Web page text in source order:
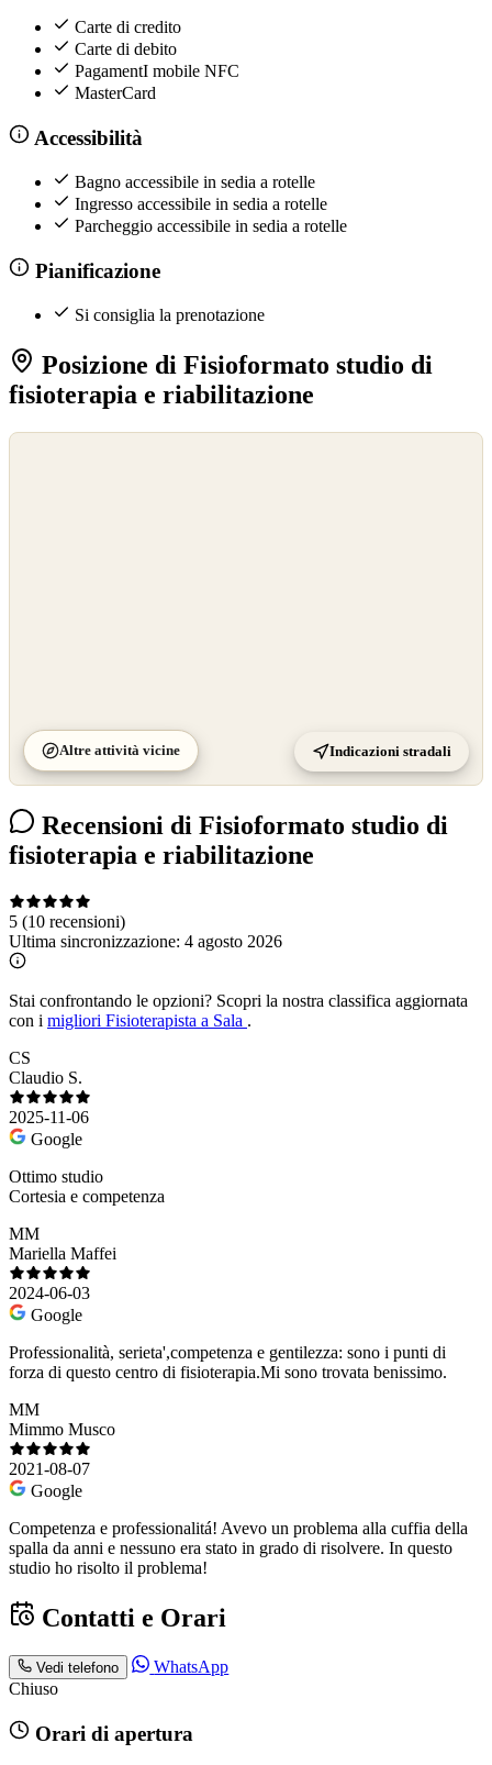
Carte di credito
Carte di debito
PagamentI mobile NFC
MasterCard
Accessibilità
Bagno accessibile in sedia a rotelle
Ingresso accessibile in sedia a rotelle
Parcheggio accessibile in sedia a rotelle
Pianificazione
Si consiglia la prenotazione
Posizione di Fisioformato studio di
fisioterapia e riabilitazione
Altre attività vicine Indicazioni stradali
Recensioni di Fisioformato studio di
fisioterapia e riabilitazione
5 (10 recensioni)
Ultima sincronizzazione: 4 agosto 2026
Stai confrontando le opzioni? Scopri la nostra classifica aggiornata
con i migliori Fisioterapista a Sala .
CS
Claudio S.
2025-11-06
Google
Ottimo studio
Cortesia e competenza
MM
Mariella Maffei
2024-06-03
Google
Professionalità, serieta',competenza e gentilezza: sono i punti di
forza di questo centro di fisioterapia.Mi sono trovata benissimo.
MM
Mimmo Musco
2021-08-07
Google
Competenza e professionalitá! Avevo un problema alla cuffia della
spalla da anni e nessuno era stato in grado di risolvere. In questo
studio ho risolto il problema!
Contatti e Orari
Vedi telefono
WhatsApp
Chiuso
Orari di apertura